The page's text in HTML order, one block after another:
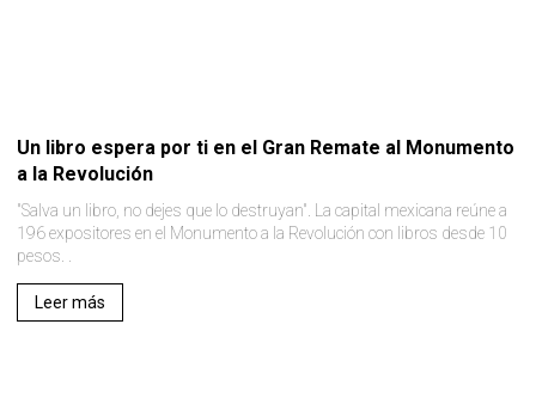
Un libro espera por ti en el Gran Remate al Monumento
a la Revolución
"Salva un libro, no dejes que lo destruyan". La capital mexicana reúne a
196 expositores en el Monumento a la Revolución con libros desde 10
pesos. .
Leer más